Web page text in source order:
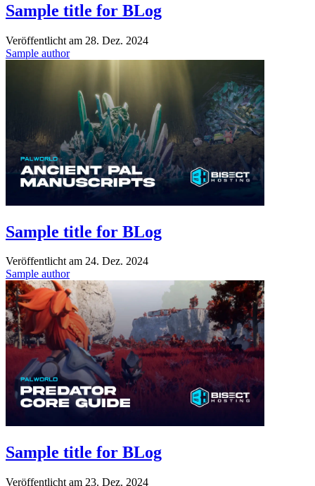
Sample title for BLog
Veröffentlicht am 28. Dez. 2024
Sample author
Sample title for BLog
Veröffentlicht am 24. Dez. 2024
Sample author
Sample title for BLog
Veröffentlicht am 23. Dez. 2024